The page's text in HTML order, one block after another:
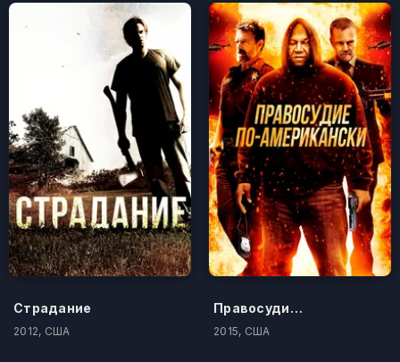
Страдание
2012, США
Правосудие по-американски
2015, США